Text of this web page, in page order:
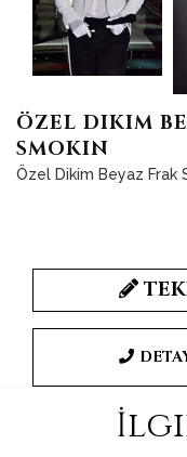
ÖZEL DIKIM
SMOKIN
Özel Dikim Beyaz Frak